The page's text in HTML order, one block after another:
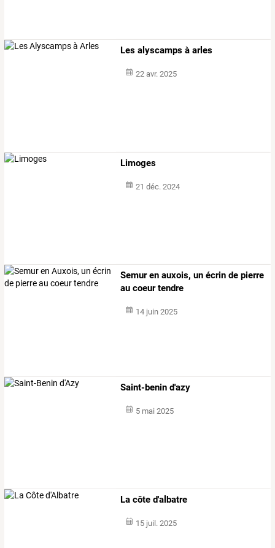
Les alyscamps à arles
22 avr. 2025
Limoges
21 déc. 2024
Semur en auxois, un écrin de pierre
au coeur tendre
14 juin 2025
Saint-benin d'azy
5 mai 2025
La côte d'albatre
15 juil. 2025